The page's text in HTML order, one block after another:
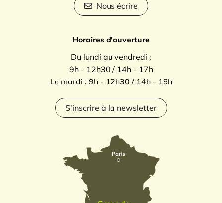
Nous écrire
Horaires d'ouverture
Du lundi au vendredi :
9h - 12h30 / 14h - 17h
Le mardi : 9h - 12h30 / 14h - 19h
S'inscrire à la newsletter